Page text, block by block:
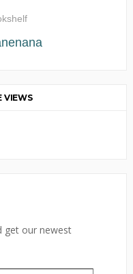
VIEWS
get our newest